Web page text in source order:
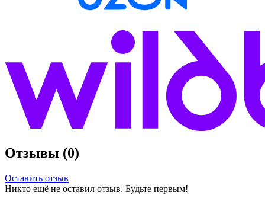
Отзывы (0)
Оставить отзыв
Никто ещё не оставил отзыв. Будьте первым!